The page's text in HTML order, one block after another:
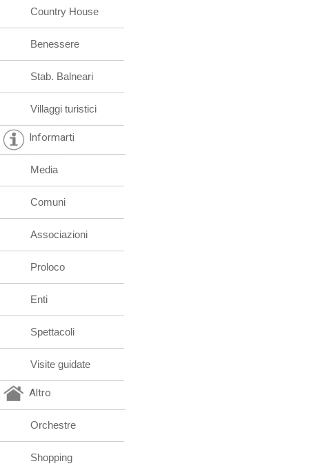
Country House
Benessere
Stab. Balneari
Villaggi turistici
Informarti
Media
Comuni
Associazioni
Proloco
Enti
Spettacoli
Visite guidate
Altro
Orchestre
Shopping